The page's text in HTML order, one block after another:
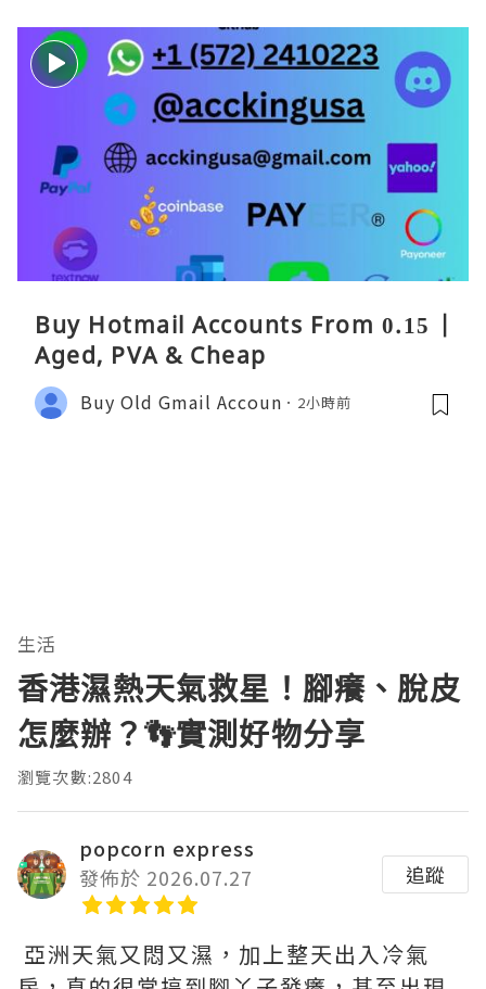
Buy Hotmail Accounts From 0.15 |
Aged, PVA & Cheap
Buy Old Gmail Accoun 2小時前
生活
香港濕熱天氣救星！腳癢、脫皮
怎麼辦？👣實測好物分享
瀏覽次數:2804
popcorn express
發佈於 2026.07.27
追蹤
亞洲天氣又悶又濕，加上整天出入冷氣